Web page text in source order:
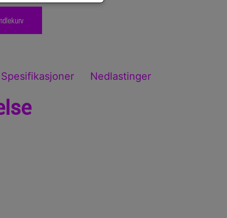
Spesifikasjoner Nedlastinger